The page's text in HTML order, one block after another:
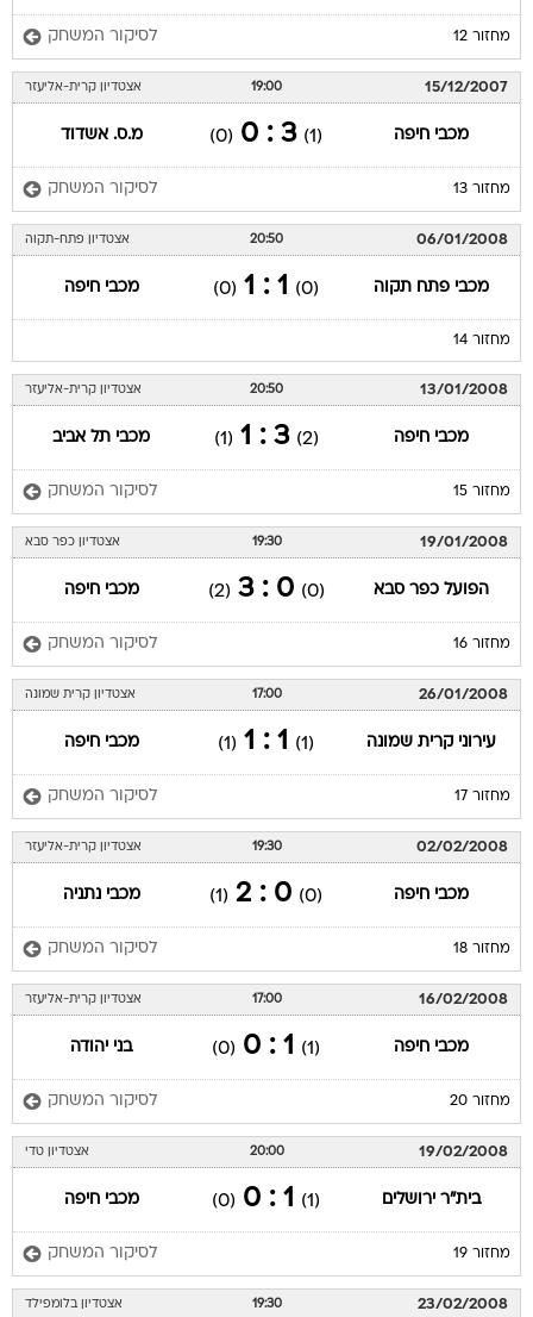
מחזור 12 לסיקור המשחק
15/12/2007
19:00 אצטדיון קרית-אליעזר
מכבי חיפה (1)
3 : 0
(0) מ.ס. אשדוד
מחזור 13 לסיקור המשחק
06/01/2008
20:50 אצטדיון פתח-תקוה
מכבי פתח תקוה (0)
1 : 1
(0) מכבי חיפה
מחזור 14
13/01/2008
20:50 אצטדיון קרית-אליעזר
מכבי חיפה (2)
3 : 1
(1) מכבי תל אביב
מחזור 15 לסיקור המשחק
19/01/2008
19:30 אצטדיון כפר סבא
הפועל כפר סבא (0)
0 : 3
(2) מכבי חיפה
מחזור 16 לסיקור המשחק
26/01/2008
17:00 אצטדיון קרית שמונה
עירוני קרית שמונה (1)
1 : 1
(1) מכבי חיפה
מחזור 17 לסיקור המשחק
02/02/2008
19:30 אצטדיון קרית-אליעזר
מכבי חיפה (0)
0 : 2
(1) מכבי נתניה
מחזור 18 לסיקור המשחק
16/02/2008
17:00 אצטדיון קרית-אליעזר
מכבי חיפה (1)
1 : 0
(0) בני יהודה
מחזור 20 לסיקור המשחק
19/02/2008
20:00 אצטדיון טדי
בית"ר ירושלים (1)
1 : 0
(0) מכבי חיפה
מחזור 19 לסיקור המשחק
23/02/2008
19:30 אצטדיון בלומפילד